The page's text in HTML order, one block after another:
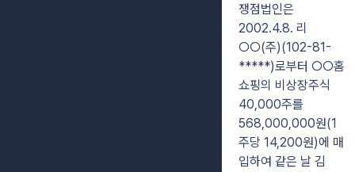
쟁점법인은
2002.4.8. 리
○○(주)(102-81-
*****)로부터 ○○홈
쇼핑의 비상장주식
40,000주를
568,000,000원(1
주당 14,200원)에 매
입하여 같은 날 김